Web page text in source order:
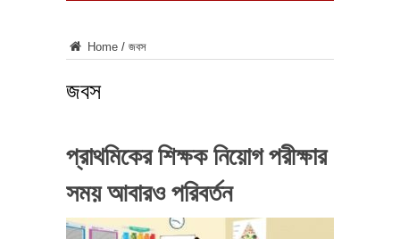
Home / জবস
জবস
প্রাথমিকের শিক্ষক নিয়োগ পরীক্ষার
সময় আবারও পরিবর্তন